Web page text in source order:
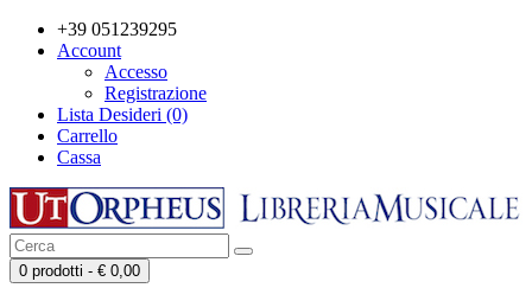
+39 051239295
Account
Accesso
Registrazione
Lista Desideri (0)
Carrello
Cassa
0 prodotti - € 0,00